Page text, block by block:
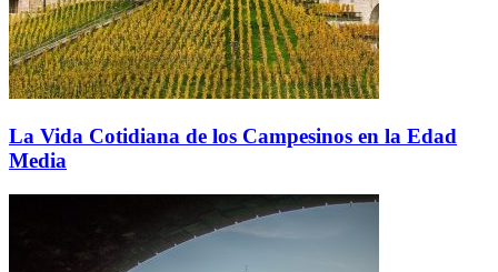
La Vida Cotidiana de los Campesinos en la Edad
Media